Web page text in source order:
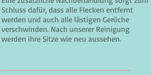
Schluss dafür, dass alle Flecken entfernt
werden und auch alle lästigen Gerüche
verschwinden. Nach unserer Reinigung
werden ihre Sitze wie neu aussehen.